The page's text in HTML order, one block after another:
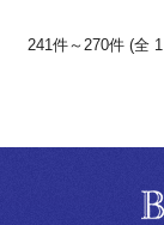
241件～270件 (全